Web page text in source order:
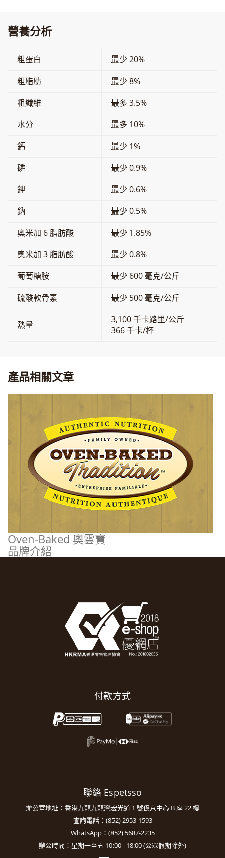
營養分析
粗蛋白
最少 20%
粗脂肪
最少 8%
粗纖維
最多 3.5%
水分
最多 10%
鈣
最少 1%
磷
最少 0.9%
鉀
最少 0.6%
鈉
最少 0.5%
奧米加 6 脂肪酸
最少 1.85%
奧米加 3 脂肪酸
最少 0.8%
葡萄糖胺
最少 600 毫克/公斤
硫酸軟骨素
最少 500 毫克/公斤
熱量
3,100 千卡路里/公斤
366 千卡/杯
產品相關文章
Oven-Baked 奧雲寶
品牌介紹
付款方式
聯絡 Espetsso
辦公室地址：香港九龍九龍灣宏光道 1 號億京中心 B 座 22 樓
查詢電話：(852) 2953-1593
WhatsApp：(852) 5687-2235
辦公時間：星期一至五 10:00 - 18:00 (公眾假期除外)